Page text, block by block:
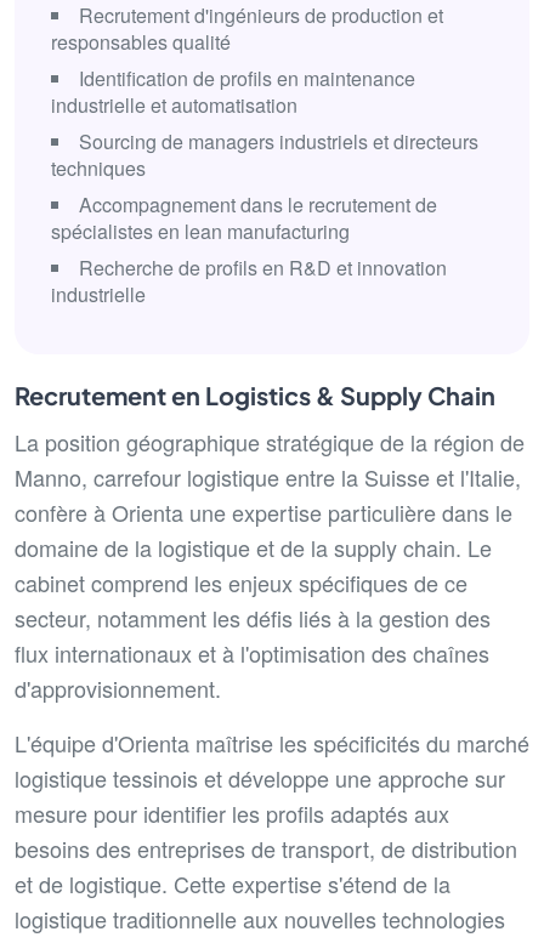
Recrutement d'ingénieurs de production et
responsables qualité
Identification de profils en maintenance
industrielle et automatisation
Sourcing de managers industriels et directeurs
techniques
Accompagnement dans le recrutement de
spécialistes en lean manufacturing
Recherche de profils en R&D et innovation
industrielle
Recrutement en Logistics & Supply Chain
La position géographique stratégique de la région de
Manno, carrefour logistique entre la Suisse et l'Italie,
confère à Orienta une expertise particulière dans le
domaine de la logistique et de la supply chain. Le
cabinet comprend les enjeux spécifiques de ce
secteur, notamment les défis liés à la gestion des
flux internationaux et à l'optimisation des chaînes
d'approvisionnement.
L'équipe d'Orienta maîtrise les spécificités du marché
logistique tessinois et développe une approche sur
mesure pour identifier les profils adaptés aux
besoins des entreprises de transport, de distribution
et de logistique. Cette expertise s'étend de la
logistique traditionnelle aux nouvelles technologies